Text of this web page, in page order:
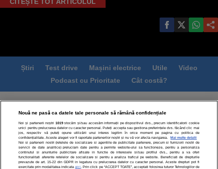
Știri Test drive Mașini electrice Utile
Video
Podcast cu Prioritate
Cât costă?
Termeni si conditii
Politica de confidentialitate
Politica de cookies
Echipa editorială
Modifică Setările
Nouă ne pasă ca datele tale personale să rămână confidențiale
Noi și partenerii noștri 1019stocăm și/sau accesăm informații pe dispozitivul dvs., precum identificatorii cookie
unici pentru prelucrarea datelor cu caracter personal. Puteți accepta sau gestiona preferințele dvs. făcând clic mai
jos, respectiv vă puteți opune utilizării unui interes legitim în orice moment pe pagina cu politica de
confidențialitate. Aceste alegeri vor fi raportate partenerilor noștri și nu vă vor afecta navigarea.
Mai multe detalii
Noi si partenerii nostri (retelele de socializare si agentiile de publicitate partenere, precum si furnizorii nostri de
servicii de date analitice) prelucram date pentru a permite website-ului sa functioneze, pentru a personaliza
continutul si anunturile publicitare afisate in functie de interesele si/sau profilul dvs., pentru a va oferi
functionalitati aferente retelelor de socializare si pentru a analiza traficul pe website. Beneficiati de drepturile
prevazute de art. 15-22 din GDPR in legatura cu prelucrarea datelor cu caracter personal. Aceste drepturi pot fi
exercitate prin modalitatea indicataaici . Prin click pe “ACCEPT TOATE”, acceptati folosirea tuturor Tehnologiilor de